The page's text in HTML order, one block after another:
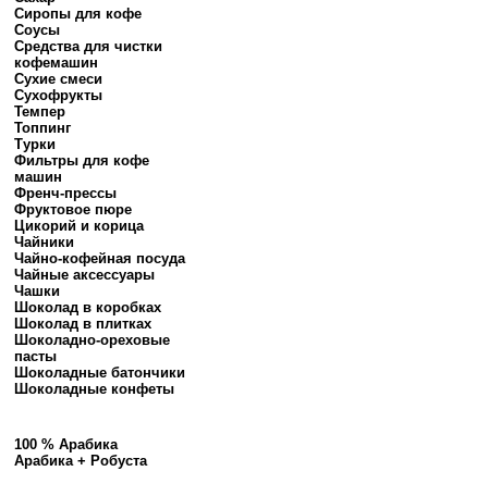
Сиропы для кофе
Соусы
Средства для чистки
кофемашин
Сухие смеси
Сухофрукты
Темпер
Топпинг
Турки
Фильтры для кофе
машин
Френч-прессы
Фруктовое пюре
Цикорий и корица
Чайники
Чайно-кофейная посуда
Чайные аксессуары
Чашки
Шоколад в коробках
Шоколад в плитках
Шоколадно-ореховые
пасты
Шоколадные батончики
Шоколадные конфеты
100 % Арабика
Арабика + Робуста